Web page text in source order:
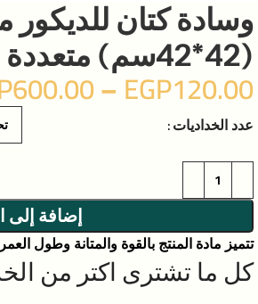
وسادة كتان
(42*42سم) متعددة الكميات
EGP120.00
–
600.00
عدد الخداديات
إضافة إلى
تتميز مادة المنتج بالقوة والمتانة وطول
كل ما تشترى اكتر من